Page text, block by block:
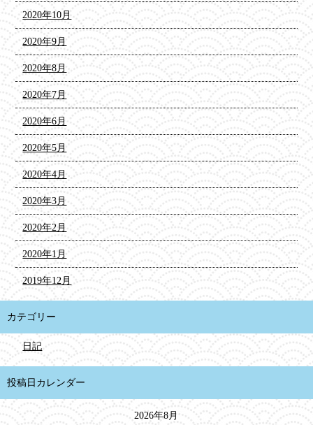
2020年10月
2020年9月
2020年8月
2020年7月
2020年6月
2020年5月
2020年4月
2020年3月
2020年2月
2020年1月
2019年12月
カテゴリー
日記
投稿日カレンダー
2026年8月